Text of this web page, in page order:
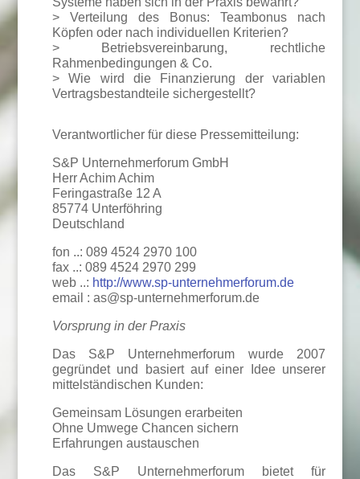
> Verteilung des Bonus: Teambonus nach
Köpfen oder nach individuellen Kriterien?
> Betriebsvereinbarung, rechtliche
Rahmenbedingungen & Co.
> Wie wird die Finanzierung der variablen
Vertragsbestandteile sichergestellt?
Verantwortlicher für diese Pressemitteilung:
S&P Unternehmerforum GmbH
Herr Achim Achim
Feringastraße 12 A
85774 Unterföhring
Deutschland
fon ..: 089 4524 2970 100
fax ..: 089 4524 2970 299
web ..: http://www.sp-unternehmerforum.de
email : as@sp-unternehmerforum.de
Vorsprung in der Praxis
Das S&P Unternehmerforum wurde 2007
gegründet und basiert auf einer Idee unserer
mittelständischen Kunden:
Gemeinsam Lösungen erarbeiten
Ohne Umwege Chancen sichern
Erfahrungen austauschen
Das S&P Unternehmerforum bietet für